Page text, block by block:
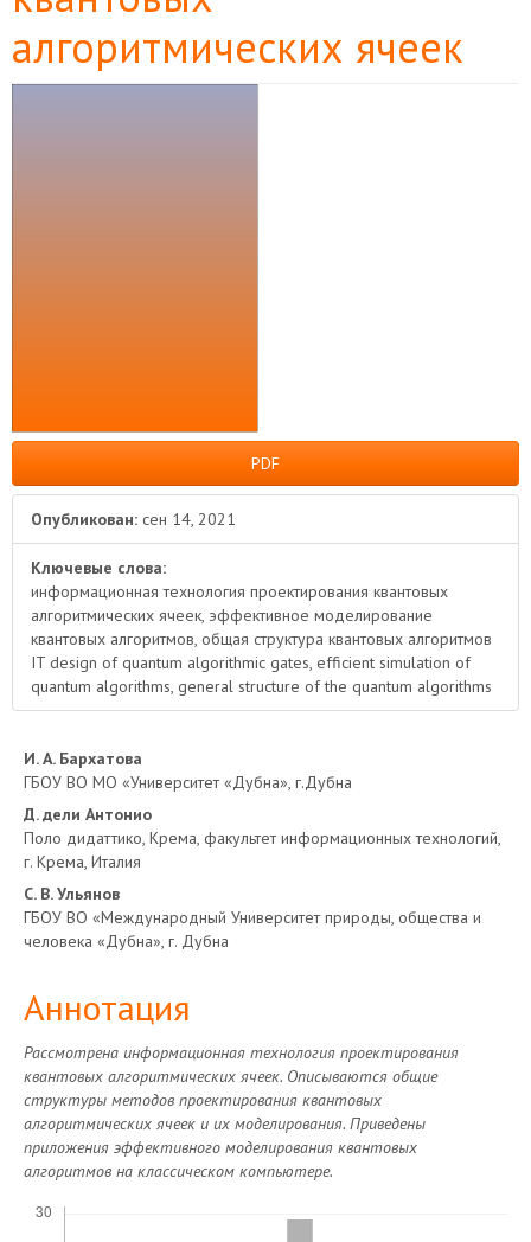
алгоритмических ячеек
PDF
Опубликован: сен 14, 2021
Ключевые слова:
информационная технология проектирования квантовых
алгоритмических ячеек, эффективное моделирование
квантовых алгоритмов, общая структура квантовых алгоритмов
IT design of quantum algorithmic gates, efficient simulation of
quantum algorithms, general structure of the quantum algorithms
Основное
содержимое
статьи
И. А. Бархатова
ГБОУ ВО МО «Университет «Дубна», г.Дубна
Д. дели Антонио
Поло дидаттико, Крема, факультет информационных технологий,
г. Крема, Италия
С. В. Ульянов
ГБОУ ВО «Международный Университет природы, общества и
человека «Дубна», г. Дубна
Аннотация
Рассмотрена информационная технология проектирования
квантовых алгоритмических ячеек. Описываются общие
структуры методов проектирования квантовых
алгоритмических ячеек и их моделирования. Приведены
приложения эффективного моделирования квантовых
алгоритмов на классическом компьютере.